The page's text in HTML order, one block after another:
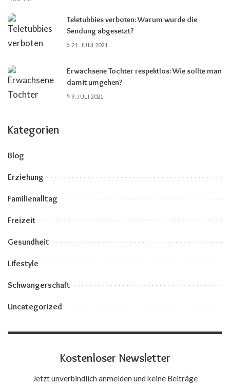
Teletubbies verboten: Warum wurde die
Sendung abgesetzt?
21. JUNI 2021
Erwachsene Tochter respektlos: Wie sollte man
damit umgehen?
9. JULI 2021
Kategorien
Blog
Erziehung
Familienalltag
Freizeit
Gesundheit
Lifestyle
Schwangerschaft
Uncategorized
Kostenloser Newsletter
Jetzt unverbindlich anmelden und keine Beiträge